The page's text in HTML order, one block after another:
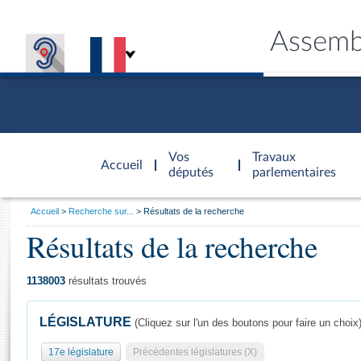
Accueil
d'accueil
Vos
députés
Travaux
parlementaires
Général
Vous
Accueil Recherche sur... Résultats de la recherche
Résultats de la recherche
1138003 résultats trouvés
LÉGISLATURE (Cliquez sur l'un des boutons pour faire un choix)
17e législature Précédentes législatures (X)